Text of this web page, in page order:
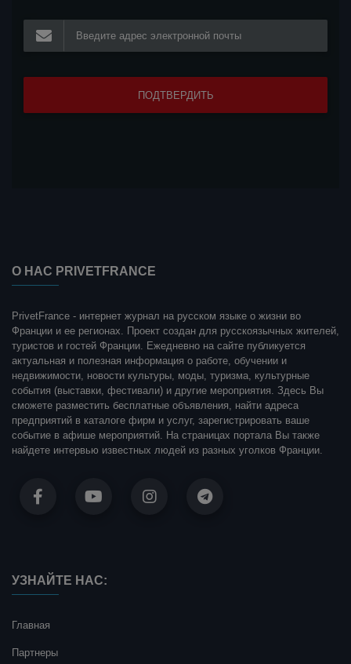
О НАС PRIVETFRANCE
PrivetFrance - интернет журнал на русском языке о жизни во
Франции и ее регионах. Проект создан для русскоязычных жителей,
туристов и гостей Франции. Ежедневно на сайте публикуется
актуальная и полезная информация о работе, обучении и
недвижимости, новости культуры, моды, туризма, культурные
события (выставки, фестивали) и другие мероприятия. Здесь Вы
сможете разместить бесплатные объявления, найти адреса
предприятий в каталоге фирм и услуг, зарегистрировать ваше
событие в афише мероприятий. На страницах портала Вы также
найдете интервью известных людей из разных уголков Франции.
УЗНАЙТЕ НАС:
Главная
Партнеры